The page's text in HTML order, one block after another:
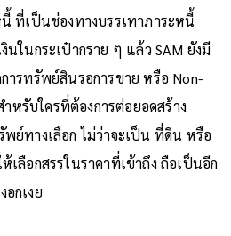
ที่เป็นช่องทางบรรเทาภาระหนี้
นในกระเป๋ากราย ๆ แล้ว SAM ยังมี
ารทรัพย์สินรอการขาย หรือ Non-
หรับใครที่ต้องการต่อยอดสร้าง
ย์ทางเลือก ไม่ว่าจะเป็น ที่ดิน หรือ
ลือกสรรในราคาที่เข้าถึง ถือเป็นอีก
กเงย